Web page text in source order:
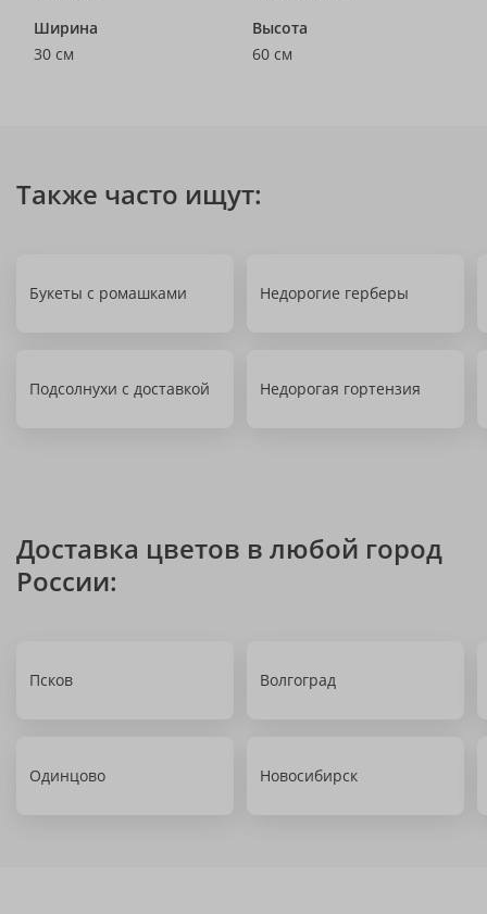
Ширина
30 см
Высота
60 см
Также часто ищут:
Букеты с ромашками Недорогие герберы
Подсолнухи с доставкой Недорогая гортензия
Доставка цветов в любой город
России:
Псков Волгоград
Одинцово Новосибирск